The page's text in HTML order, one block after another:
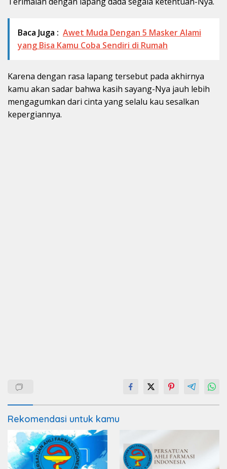
Baca Juga : Awet Muda Dengan 5 Masker Alami
yang Bisa Kamu Coba Sendiri di Rumah
Karena dengan rasa lapang tersebut pada akhirnya
kamu akan sadar bahwa kasih sayang-Nya jauh lebih
mengagumkan dari cinta yang selalu kau sesalkan
kepergiannya.
Rekomendasi untuk kamu